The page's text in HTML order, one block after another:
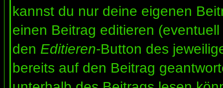
kannst du nur deine eigenen
einen Beitrag editieren
den Editieren-Button des
bereits auf den Beitrag